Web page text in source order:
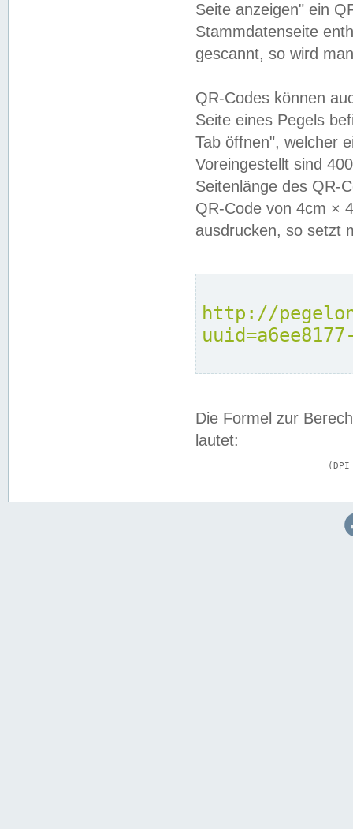
Seite anzeigen" ein
Stammdatenseite
gescannt, so wird
QR-Codes können
Seite eines Pegels
Tab öffnen", welcher
Voreingestellt sind
Seitenlänge des QR-
QR-Code von 4cm ×
ausdrucken, so setzt
http://
Die Formel zur
lautet: